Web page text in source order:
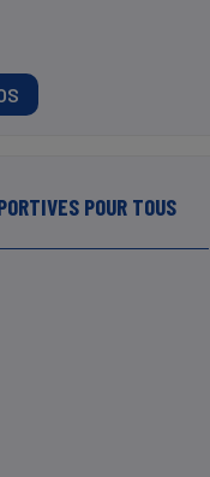
POUR TOUS